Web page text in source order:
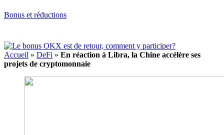
Bonus et réductions
Accueil » DeFi » En réaction à Libra, la Chine accélère ses
projets de cryptomonnaie